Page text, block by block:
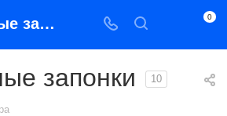
Серебряные запонки 0
запонки 10